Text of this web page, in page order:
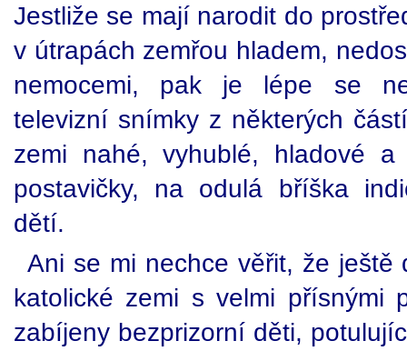
Jestliže se mají narodit do
v útrapách zemřou hladem,
nemocemi, pak je lépe se
televizní snímky z některých
zemi nahé, vyhublé, hladové a
postavičky, na odulá bříška
dětí.
Ani se mi nechce věřit, že ještě
katolické zemi s velmi přísnými
zabíjeny bezprizorní děti,